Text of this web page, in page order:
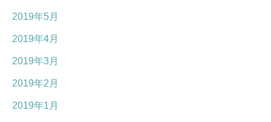
2019年5月
2019年4月
2019年3月
2019年2月
2019年1月